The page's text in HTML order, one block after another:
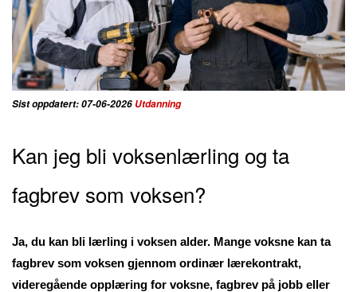
Sist oppdatert: 07-06-2026 Utdanning
Kan jeg bli voksenlærling og ta
fagbrev som voksen?
Ja, du kan bli lærling i voksen alder. Mange voksne kan ta
fagbrev som voksen gjennom ordinær lærekontrakt,
videregående opplæring for voksne, fagbrev på jobb eller